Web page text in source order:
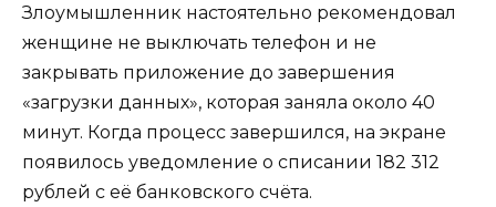
Злоумышленник настоятельно рекомендовал
женщине не выключать телефон и не
закрывать приложение до завершения
«загрузки данных», которая заняла около 40
минут. Когда процесс завершился, на экране
появилось уведомление о списании 182 312
рублей с её банковского счёта.